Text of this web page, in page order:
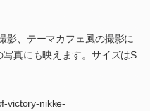
影、テーマカフェ風の撮影に
真にも映えます。サイズはS
victory-nikke-